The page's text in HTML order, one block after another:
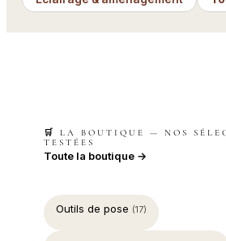
🛒 LA BOUTIQUE — NOS
TESTÉES
Toute la boutique →
Outils de pose (17)